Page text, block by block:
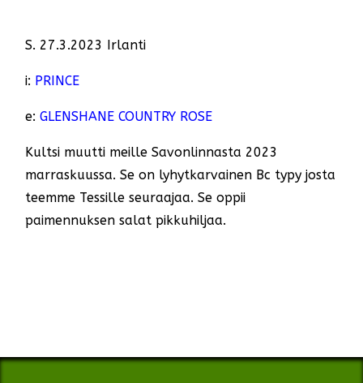
S. 27.3.2023 Irlanti
i: PRINCE
e:GLENSHANE COUNTRY ROSE
Kultsi muutti meille Savonlinnasta 2023
marraskuussa. Se on lyhytkarvainen Bc typy josta
teemme Tessille seuraajaa. Se oppii
paimennuksen salat pikkuhiljaa.